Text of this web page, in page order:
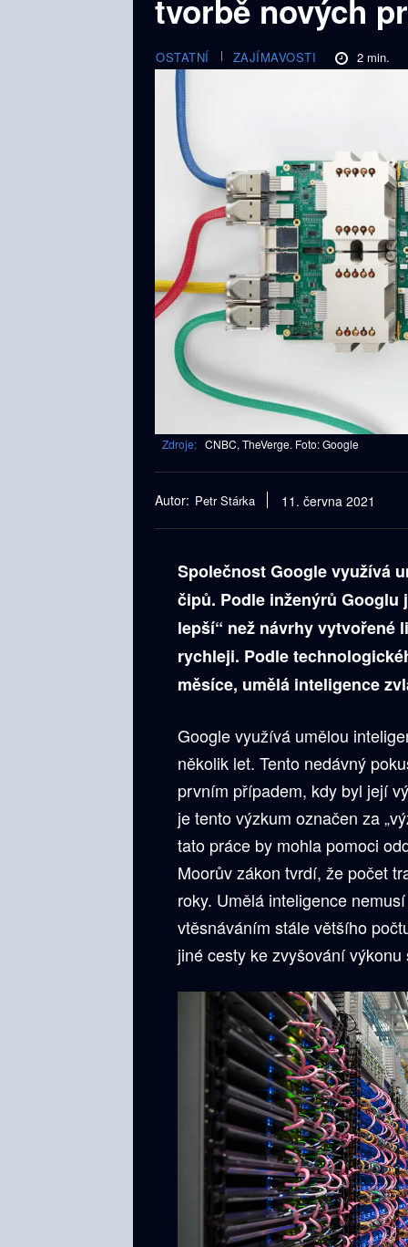
tvorbě nových
OSTATNÍ ZAJÍMAVOSTI 2 min.
Zdroje: CNBC, TheVerge. Foto: Google
Autor: Petr Stárka 11. června 2021
Společnost Google využívá
čipů. Podle inženýrů
lepší“ než návrhy vytvořené
rychleji. Podle
měsíce, umělá inteligence
Google využívá umělou
několik let. Tento nedávný
prvním případem, kdy byl její
je tento výzkum označen za
tato práce by mohla pomoci
Moorův zákon tvrdí, že počet
roky. Umělá inteligence
vtěsnáváním stále většího
jiné cesty ke zvyšování